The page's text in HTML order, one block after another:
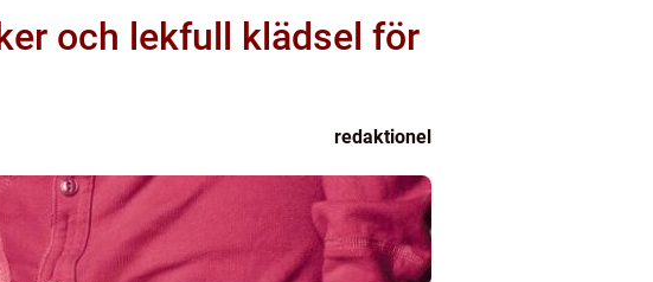
och lekfull klädsel för
redaktionel